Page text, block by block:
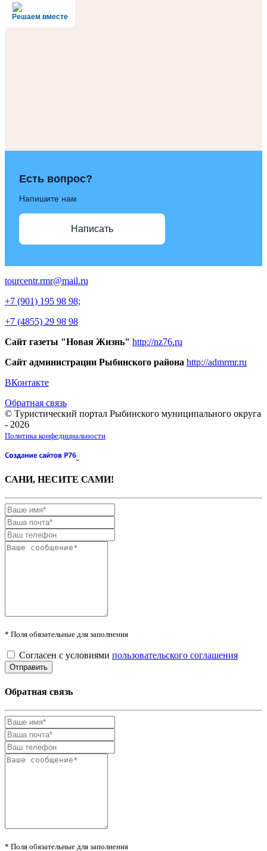
Решаем вместе
Есть вопрос?
Напишите нам
Написать
tourcentr.rmr@mail.ru
+7 (901) 195 98 98;
+7 (4855) 29 98 98
Сайт газеты "Новая Жизнь" http://nz76.ru
Сайт администрации Рыбинского района http://admrmr.ru
ВКонтакте
Обратная связь
© Туристический портал Рыбинского муниципального округа
- 2026
Политика конфедициальности
САНИ, НЕСИТЕ САМИ!
* Поля обязательные для заполнения
Согласен с условиями пользовательского соглашения
Обратная связь
* Поля обязательные для заполнения